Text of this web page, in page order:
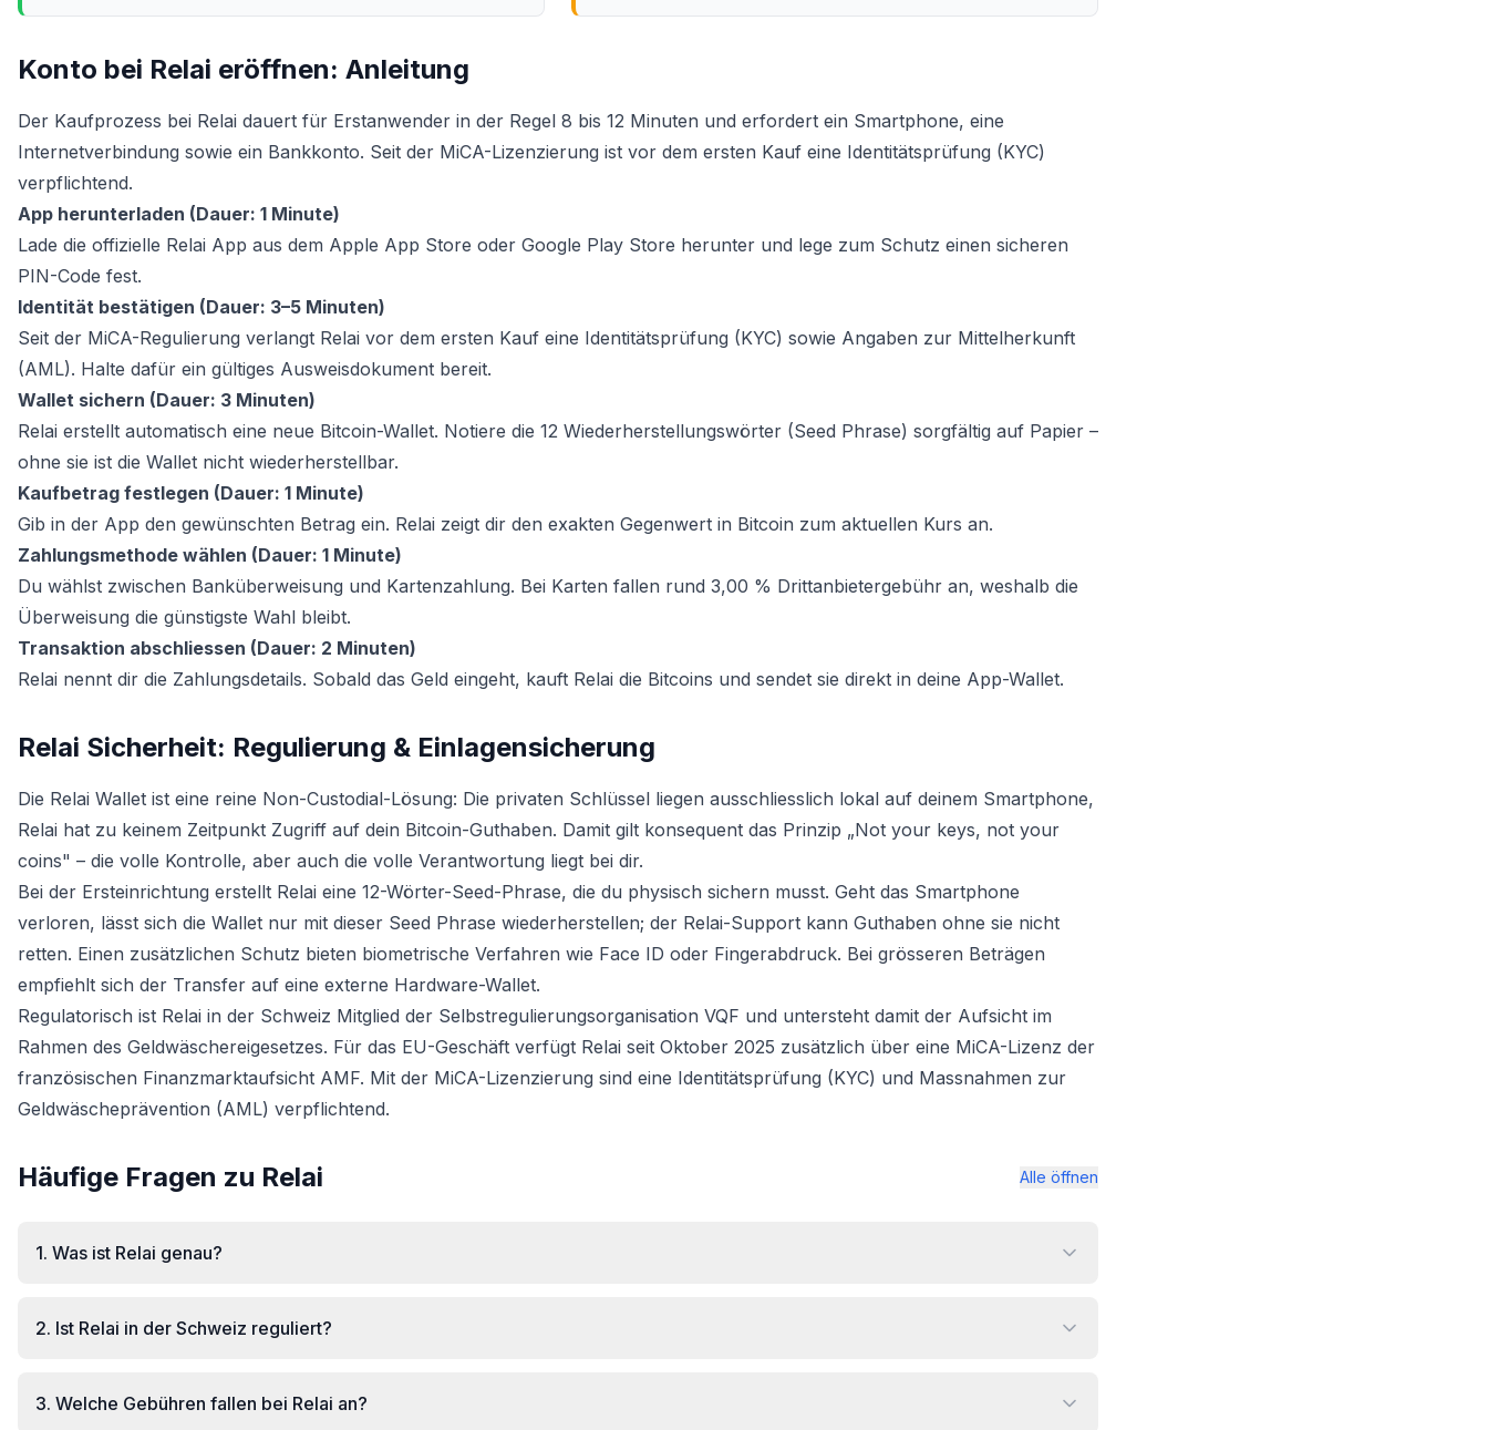
Konto bei Relai eröffnen: Anleitung
Der Kaufprozess bei Relai dauert für Erstanwender in der Regel 8 bis 12 Minuten und erfordert ein Smartphone, eine
Internetverbindung sowie ein Bankkonto. Seit der MiCA-Lizenzierung ist vor dem ersten Kauf eine Identitätsprüfung (KYC)
verpflichtend.
App herunterladen (Dauer: 1 Minute)
Lade die offizielle Relai App aus dem Apple App Store oder Google Play Store herunter und lege zum Schutz einen sicheren
PIN-Code fest.
Identität bestätigen (Dauer: 3–5 Minuten)
Seit der MiCA-Regulierung verlangt Relai vor dem ersten Kauf eine Identitätsprüfung (KYC) sowie Angaben zur Mittelherkunft
(AML). Halte dafür ein gültiges Ausweisdokument bereit.
Wallet sichern (Dauer: 3 Minuten)
Relai erstellt automatisch eine neue Bitcoin-Wallet. Notiere die 12 Wiederherstellungswörter (Seed Phrase) sorgfältig auf Papier –
ohne sie ist die Wallet nicht wiederherstellbar.
Kaufbetrag festlegen (Dauer: 1 Minute)
Gib in der App den gewünschten Betrag ein. Relai zeigt dir den exakten Gegenwert in Bitcoin zum aktuellen Kurs an.
Zahlungsmethode wählen (Dauer: 1 Minute)
Du wählst zwischen Banküberweisung und Kartenzahlung. Bei Karten fallen rund 3,00 % Drittanbietergebühr an, weshalb die
Überweisung die günstigste Wahl bleibt.
Transaktion abschliessen (Dauer: 2 Minuten)
Relai nennt dir die Zahlungsdetails. Sobald das Geld eingeht, kauft Relai die Bitcoins und sendet sie direkt in deine App-Wallet.
Relai Sicherheit: Regulierung & Einlagensicherung
Die Relai Wallet ist eine reine Non-Custodial-Lösung: Die privaten Schlüssel liegen ausschliesslich lokal auf deinem Smartphone,
Relai hat zu keinem Zeitpunkt Zugriff auf dein Bitcoin-Guthaben. Damit gilt konsequent das Prinzip „Not your keys, not your
coins" – die volle Kontrolle, aber auch die volle Verantwortung liegt bei dir.
Bei der Ersteinrichtung erstellt Relai eine 12-Wörter-Seed-Phrase, die du physisch sichern musst. Geht das Smartphone
verloren, lässt sich die Wallet nur mit dieser Seed Phrase wiederherstellen; der Relai-Support kann Guthaben ohne sie nicht
retten. Einen zusätzlichen Schutz bieten biometrische Verfahren wie Face ID oder Fingerabdruck. Bei grösseren Beträgen
empfiehlt sich der Transfer auf eine externe Hardware-Wallet.
Regulatorisch ist Relai in der Schweiz Mitglied der Selbstregulierungsorganisation VQF und untersteht damit der Aufsicht im
Rahmen des Geldwäschereigesetzes. Für das EU-Geschäft verfügt Relai seit Oktober 2025 zusätzlich über eine MiCA-Lizenz der
französischen Finanzmarktaufsicht AMF. Mit der MiCA-Lizenzierung sind eine Identitätsprüfung (KYC) und Massnahmen zur
Geldwäscheprävention (AML) verpflichtend.
Häufige Fragen zu Relai Alle öffnen
1. Was ist Relai genau?
2. Ist Relai in der Schweiz reguliert?
3. Welche Gebühren fallen bei Relai an?